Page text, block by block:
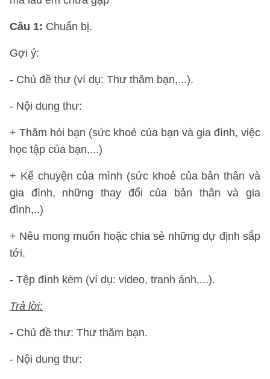
Câu 1: Chuẩn bị.
Gợi ý:
- Chủ đề thư (ví dụ: Thư thăm bạn,...).
- Nội dung thư:
+ Thăm hỏi bạn (sức khoẻ của bạn và gia đình, việc
học tập của bạn,...)
+ Kể chuyện của mình (sức khoẻ của bản thân và
gia đình, những thay đổi của bản thân và gia
đình,..)
+ Nêu mong muốn hoặc chia sẻ những dự định sắp
tới.
- Tệp đính kèm (ví dụ: video, tranh ảnh,...).
Trả lời:
- Chủ đề thư: Thư thăm bạn.
- Nội dung thư: